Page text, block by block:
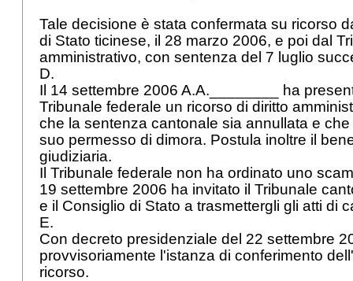
Tale decisione è stata confermata su ricorso
di Stato ticinese, il 28 marzo 2006, e poi dal
amministrativo, con sentenza del 7 luglio
D.
Il 14 settembre 2006 A.A.________ ha
Tribunale federale un ricorso di diritto
che la sentenza cantonale sia annullata e
suo permesso di dimora. Postula inoltre il
giudiziaria.
Il Tribunale federale non ha ordinato uno
19 settembre 2006 ha invitato il Tribunale
e il Consiglio di Stato a trasmettergli gli atti di
E.
Con decreto presidenziale del 22 settembre
provvisoriamente l'istanza di conferimento
ricorso.